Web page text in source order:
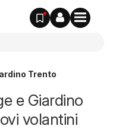
Trento
e Giardino
volantini